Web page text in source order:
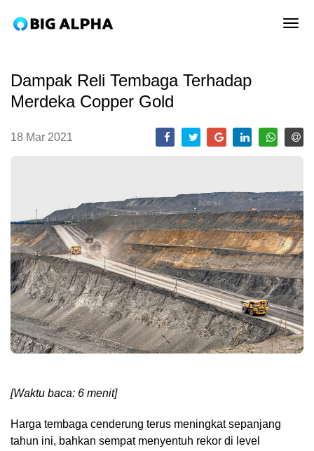
Dampak Reli Tembaga Terhadap
Merdeka Copper Gold
18 Mar 2021
[Waktu baca: 6 menit]
Harga tembaga cenderung terus meningkat sepanjang
tahun ini, bahkan sempat menyentuh rekor di level